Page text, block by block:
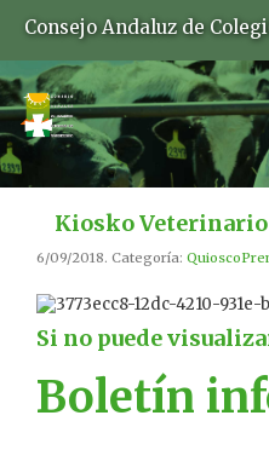
Consejo Andaluz de
Kiosko Veterinario
6/09/2018. Categoría:
Si no puede
Boletín